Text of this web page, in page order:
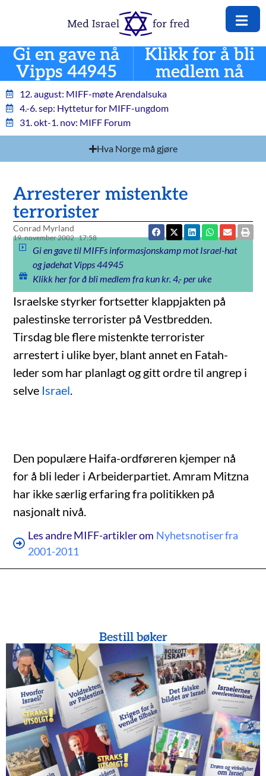
Gi en gave nå
Vipps 44945
Klikk for å bli
medlem nå
12. august: MIFF-møte Arendalsuka
4.-6. sep: Hyttetur for MIFF-ungdom
31. okt-1. nov: MIFF Forum
Hva Norge må gjøre
Arresterer mistenkte
terrorister
Conrad Myrland
19. november 2002 17:58
Gi en gave til MIFFs informasjonskamp mot Israel-hat
og jødehat Vipps 44945
Klikk her for å bli medlem fra kun kr. 4,- per uke
Israelske styrker fortsetter klappjakten på
palestinske terrorister på Vestbredden.
Tirsdag ble flere mistenkte terrorister
arrestert i ulike byer, blant annet en Fatah-
leder som har planlagt og gitt ordre til angrep i
selve Israel.
Den populære Haifa-ordføreren kjemper nå
for å bli leder i Arbeiderpartiet. Amram Mitzna
har ikke særlig erfaring fra politikken på
nasjonalt nivå.
Les andre MIFF-artikler om Nyhetsnotiser fra
2001-2011
Bestill bøker